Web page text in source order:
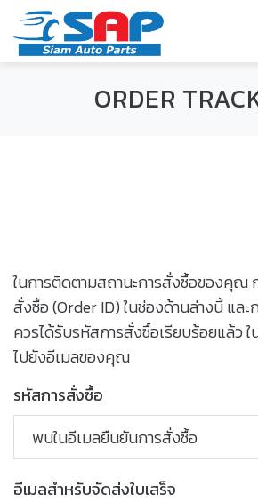
ORDER
ในการติดตามสถานะการสั่งซื้อของคุณ
สั่งซื้อ (Order ID) ในช่องด้านล่างนี้ แ
ควรได้รับรหัสการสั่งซื้อเรียบร้อยแล้ว
ไปยังอีเมลของคุณ
รหัสการสั่งซื้อ
อีเมลสำหรับจัดส่งใบเสร็จ